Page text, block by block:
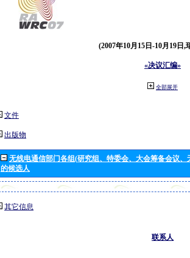
(2007年10月15日-10月19日,
«决议汇编»
全部展开
文件
出版物
无线电通信部门各组(研究组、特委会、大会筹备会议
的候选人
其它信息
联系人